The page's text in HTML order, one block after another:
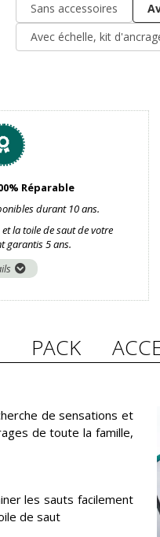
Sans accessoires
Avec échelle, kit
Réparable
durant 10 ans.
la toile de saut de votre
garantis 5 ans.
PACK
de sensations et
de toute la famille,
les sauts facilement
de saut